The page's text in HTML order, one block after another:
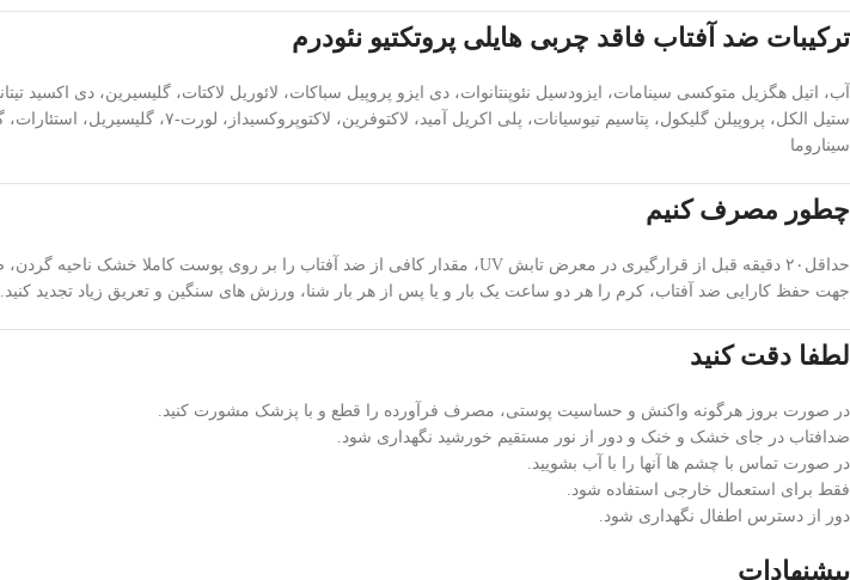
ترکیبات ضد آفتاب فاقد چربی هایلی پروتکتیو نئودرم
سیناروما
چطور مصرف کنیم
حداقل۲۰ دقیقه قبل از قرارگیری در معرض تابش UV، مقدار کافی از ضد آفتاب را بر روی پوست کاملا خشک ناحیه گردن، صورت و بدن بمالید تا کاملا پخش شود.
جهت حفظ کارایی ضد آفتاب، کرم را هر دو ساعت یک بار و یا پس از هر بار شنا، ورزش های سنگین و تعریق زیاد تجدید کنید.
لطفا دقت کنید
در صورت بروز هرگونه واکنش و حساسیت پوستی، مصرف فرآورده را قطع و با پزشک مشورت کنید.
ضدافتاب در جای خشک و خنک و دور از نور مستقیم خورشید نگهداری شود.
در صورت تماس با چشم ها آنها را با آب بشویید.
فقط برای استعمال خارجی استفاده شود.
دور از دسترس اطفال نگهداری شود.
پیشنهادات